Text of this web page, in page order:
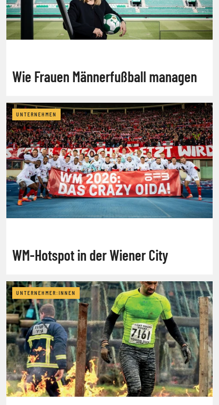
Wie Frauen Männerfußball managen
UNTERNEHMEN
WM-Hotspot in der Wiener City
UNTERNEHMER:INNEN